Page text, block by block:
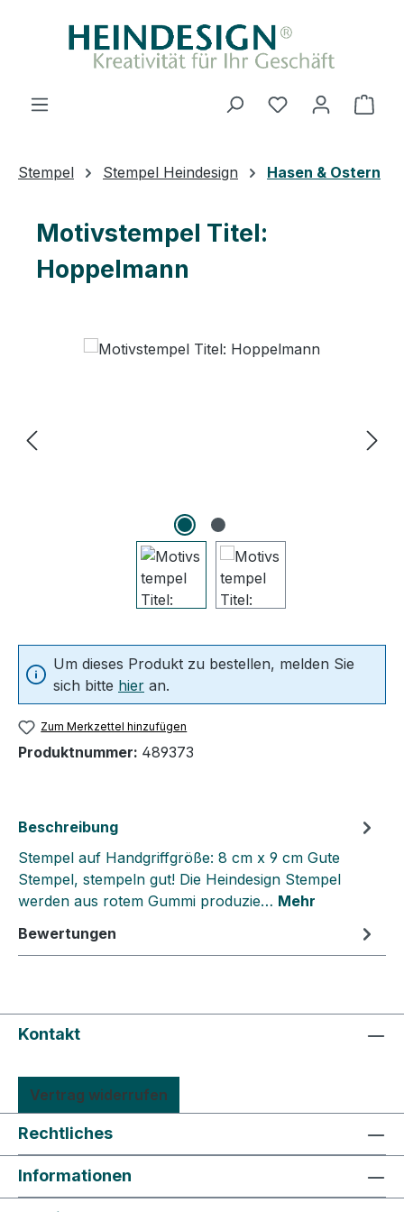
Zum Hauptinhalt springen
Du hast 0
Stempel Stempel Heindesign Hasen & Ostern
Motivstempel Titel:
Hoppelmann
Um dieses Produkt zu bestellen, melden Sie
sich bitte hier an.
Zum Merkzettel hinzufügen
Produktnummer: 489373
Beschreibung
Stempel auf Handgriffgröße: 8 cm x 9 cm Gute
Stempel, stempeln gut! Die Heindesign Stempel
werden aus rotem Gummi produzie… Mehr
Bewertungen
Kontakt
Vertrag widerrufen
Rechtliches
Informationen